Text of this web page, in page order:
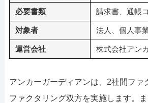
必要書類 請求書、通帳
対象者 法人、個人事
運営会社 株式会社アン
アンカーガーディアンは、2社間ファ
ファクタリング双方を実施します。